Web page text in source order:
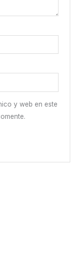
y web en este